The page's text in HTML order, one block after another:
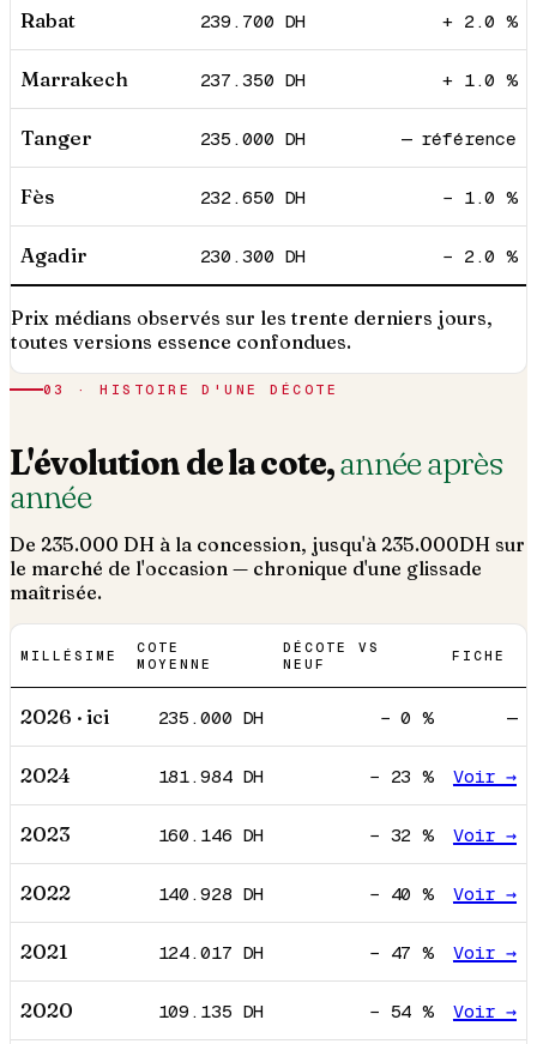
Rabat 239.700 DH + 2.0 %
Marrakech 237.350 DH + 1.0 %
Tanger 235.000 DH — référence
Fès 232.650 DH − 1.0 %
Agadir 230.300 DH − 2.0 %
Prix médians observés sur les trente derniers jours,
toutes versions essence confondues.
03 · HISTOIRE D'UNE DÉCOTE
L'évolution de la cote,année après
année
De 235.000 DH à la concession, jusqu'à 235.000DH sur
le marché de l'occasion — chronique d'une glissade
maîtrisée.
MILLÉSIME
COTE
MOYENNE
DÉCOTE VS
NEUF
FICHE
2026 · ici 235.000 DH −0 % —
2024 181.984DH − 23 % Voir →
2023 160.146 DH − 32 % Voir →
2022 140.928 DH − 40 % Voir →
2021 124.017 DH − 47 % Voir →
2020 109.135 DH − 54 % Voir →